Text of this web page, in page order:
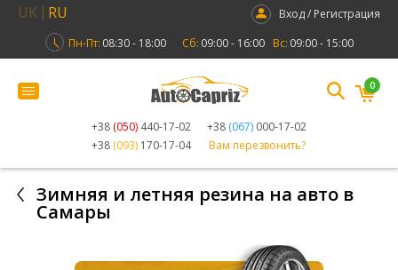
UK RU
Вход / Регистрация
Пн-Пт: 08:30 - 18:00 Сб: 09:00 - 16:00 Вс: 09:00 - 15:00
+38 (050) 440-17-02 +38 (067) 000-17-02
+38 (093) 170-17-04 Вам перезвонить?
0
Зимняя и летняя резина на авто в
Самары